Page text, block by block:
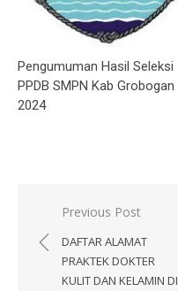
Pengumuman Hasil Seleksi
PPDB SMPN Kab Grobogan
2024
Post
navigation
Previous Post
DAFTAR ALAMAT
PRAKTEK DOKTER
KULIT DAN KELAMIN DI